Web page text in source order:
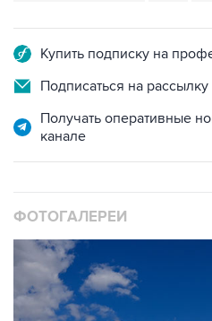
Купить подписку на
Подписаться на
Получать оперативные
канале
ФОТОГАЛЕРЕИ